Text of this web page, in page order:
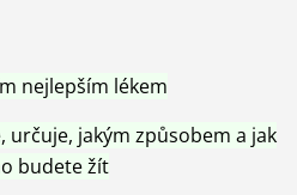
nejlepším lékem
určuje, jakým způsobem a jak
budete žít